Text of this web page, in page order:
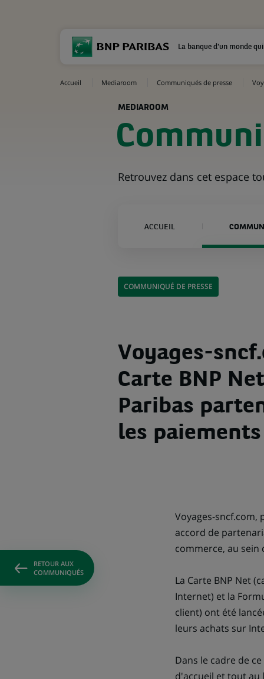
La banque d'un monde
Accueil Mediaroom Communiqués de presse
MEDIAROOM
Retrouvez dans cet espace
ACCUEIL
COMMUNIQUÉ DE PRESSE
Voyages-
Carte BNP
Paribas
les
RETOUR AUX
COMMUNIQUÉS
Voyages-sncf.com,
accord de
commerce, au sein
La Carte BNP Net
Internet) et la
client) ont été
leurs achats sur
Dans le cadre de
d'accueil et tout